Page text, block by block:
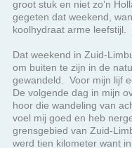
koolhydraat arme
Dat weekend in Zuid-
om buiten te zijn in de
gewandeld. Voor mijn lijf
De volgende dag in mijn
hoor die wandeling van
voel mij goed en heb
grensgebied van Zuid-
werd tien kilometer want
duidelijk aangeven.
Eenmaal boven, bleek
naar beneden, rechtdoor
woord trouwens
steggeltjes, bleken we
Dit was een soort
heuvel op. En ja even
lunchen, even
de verzuring toegeslagen
ik leunend op mijn vriend,
het beginpunt. Ik kan je